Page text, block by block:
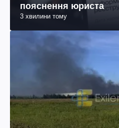
пояснення юриста
3 хвилини тому